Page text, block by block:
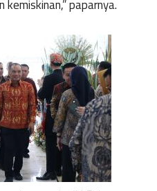
paparnya.